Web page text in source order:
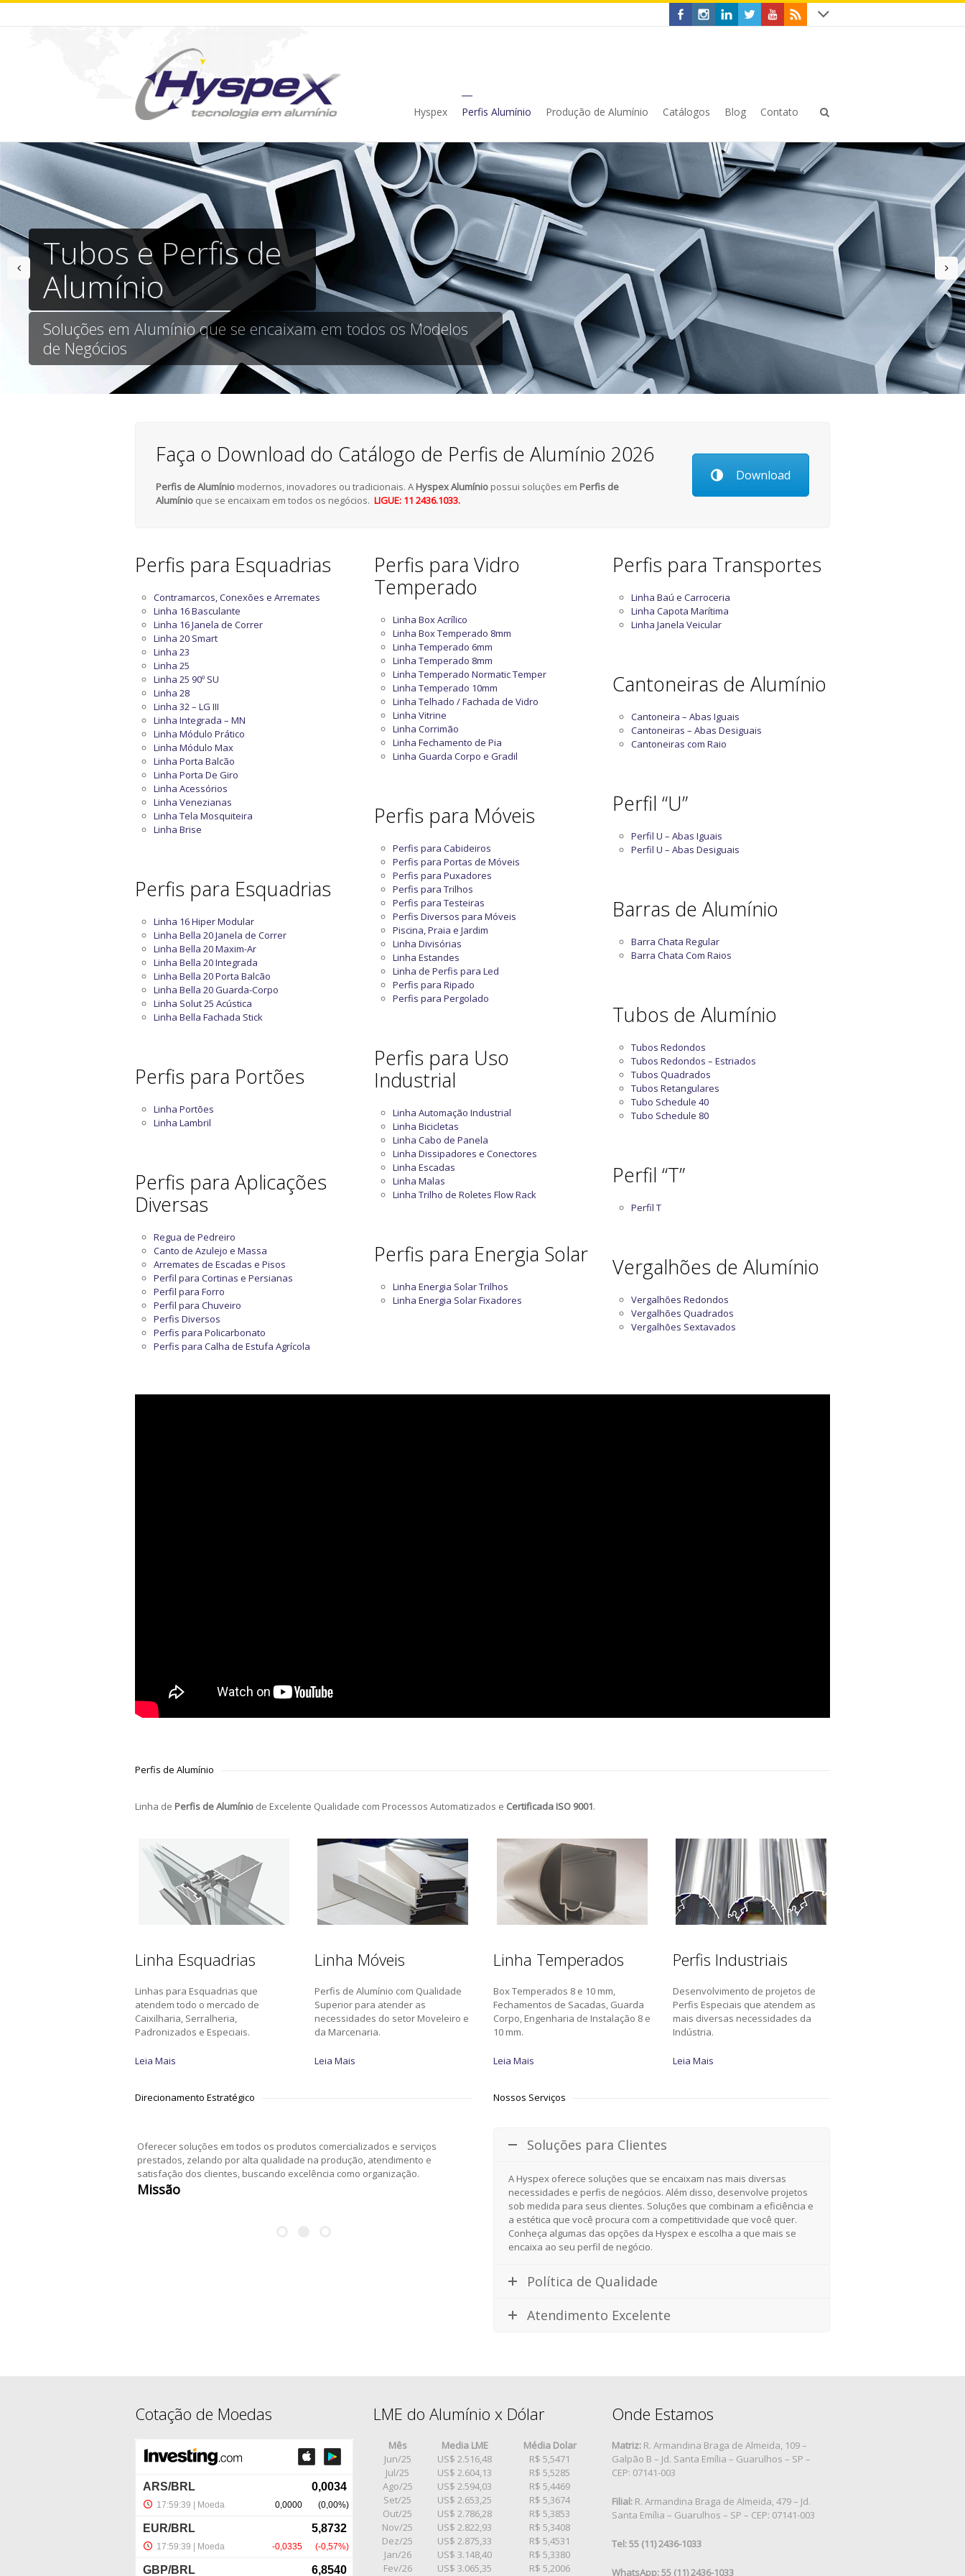
Hyspex Perfis Alumínio Produção de Alumínio Catálogos Blog Contato
Tubos e Perfis de
Alumínio
Soluções em Alumínio que se encaixam em todos os Modelos
de Negócios
Faça o Download do Catálogo de Perfis de Alumínio 2026
Perfis de Alumínio modernos, inovadores ou tradicionais. A Hyspex Alumínio possui soluções em Perfis de
Alumínio que se encaixam em todos os negócios. LIGUE: 11 2436.1033.
Download
Perfis para Esquadrias
Contramarcos, Conexões e Arremates
Linha 16 Basculante
Linha 16 Janela de Correr
Linha 20 Smart
Linha 23
Linha 25
Linha 25 90º SU
Linha 28
Linha 32 – LG III
Linha Integrada – MN
Linha Módulo Prático
Linha Módulo Max
Linha Porta Balcão
Linha Porta De Giro
Linha Acessórios
Linha Venezianas
Linha Tela Mosquiteira
Linha Brise
Perfis para Esquadrias
Linha 16 Hiper Modular
Linha Bella 20 Janela de Correr
Linha Bella 20 Maxim-Ar
Linha Bella 20 Integrada
Linha Bella 20 Porta Balcão
Linha Bella 20 Guarda-Corpo
Linha Solut 25 Acústica
Linha Bella Fachada Stick
Perfis para Portões
Linha Portões
Linha Lambril
Perfis para Aplicações
Diversas
Regua de Pedreiro
Canto de Azulejo e Massa
Arremates de Escadas e Pisos
Perfil para Cortinas e Persianas
Perfil para Forro
Perfil para Chuveiro
Perfis Diversos
Perfis para Policarbonato
Perfis para Calha de Estufa Agrícola
Perfis para Vidro
Temperado
Linha Box Acrílico
Linha Box Temperado 8mm
Linha Temperado 6mm
Linha Temperado 8mm
Linha Temperado Normatic Temper
Linha Temperado 10mm
Linha Telhado / Fachada de Vidro
Linha Vitrine
Linha Corrimão
Linha Fechamento de Pia
Linha Guarda Corpo e Gradil
Perfis para Móveis
Perfis para Cabideiros
Perfis para Portas de Móveis
Perfis para Puxadores
Perfis para Trilhos
Perfis para Testeiras
Perfis Diversos para Móveis
Piscina, Praia e Jardim
Linha Divisórias
Linha Estandes
Linha de Perfis para Led
Perfis para Ripado
Perfis para Pergolado
Perfis para Uso
Industrial
Linha Automação Industrial
Linha Bicicletas
Linha Cabo de Panela
Linha Dissipadores e Conectores
Linha Escadas
Linha Malas
Linha Trilho de Roletes Flow Rack
Perfis para Energia Solar
Linha Energia Solar Trilhos
Linha Energia Solar Fixadores
Perfis para Transportes
Linha Baú e Carroceria
Linha Capota Marítima
Linha Janela Veicular
Cantoneiras de Alumínio
Cantoneira – Abas Iguais
Cantoneiras – Abas Desiguais
Cantoneiras com Raio
Perfil “U”
Perfil U – Abas Iguais
Perfil U – Abas Desiguais
Barras de Alumínio
Barra Chata Regular
Barra Chata Com Raios
Tubos de Alumínio
Tubos Redondos
Tubos Redondos – Estriados
Tubos Quadrados
Tubos Retangulares
Tubo Schedule 40
Tubo Schedule 80
Perfil “T”
Perfil T
Vergalhões de Alumínio
Vergalhões Redondos
Vergalhões Quadrados
Vergalhões Sextavados
Perfis de Alumínio
Linha de Perfis de Alumínio de Excelente Qualidade com Processos Automatizados e Certificada ISO 9001.
Linha Esquadrias
Linhas para Esquadrias que
atendem todo o mercado de
Caixilharia, Serralheria,
Padronizados e Especiais.
Leia Mais
Linha Móveis
Perfis de Alumínio com Qualidade
Superior para atender as
necessidades do setor Moveleiro e
da Marcenaria.
Leia Mais
Linha Temperados
Box Temperados 8 e 10 mm,
Fechamentos de Sacadas, Guarda
Corpo, Engenharia de Instalação 8 e
10 mm.
Leia Mais
Perfis Industriais
Desenvolvimento de projetos de
Perfis Especiais que atendem as
mais diversas necessidades da
Indústria.
Leia Mais
Direcionamento Estratégico
Oferecer soluções em todos os produtos comercializados e serviços
prestados, zelando por alta qualidade na produção, atendimento e
satisfação dos clientes, buscando excelência como organização.
Missão
Nossos Serviços
Soluções para Clientes
A Hyspex oferece soluções que se encaixam nas mais diversas
necessidades e perfis de negócios. Além disso, desenvolve projetos
sob medida para seus clientes. Soluções que combinam a eficiência e
a estética que você procura com a competitividade que você quer.
Conheça algumas das opções da Hyspex e escolha a que mais se
encaixa ao seu perfil de negócio.
Política de Qualidade
Atendimento Excelente
Cotação de Moedas LME do Alumínio x Dólar
Mês Media LME
Média Dolar
Jun/25
US$ 2.516,48
R$ 5,5471
Jul/25
US$ 2.604,13
R$ 5,5285
Ago/25
US$ 2.594,03
R$ 5,4469
Set/25
US$ 2.653,25
R$ 5,3674
Out/25
US$ 2.786,28
R$ 5,3853
Nov/25
US$ 2.822,93
R$ 5,3408
Dez/25
US$ 2.875,33
R$ 5,4531
Jan/26
US$ 3.148,40
R$ 5,3380
Fev/26
US$ 3.065,35
R$ 5,2006
Onde Estamos
Matriz: R. Armandina Braga de Almeida, 109 –
Galpão B – Jd. Santa Emília – Guarulhos – SP –
CEP: 07141-003
Filial: R. Armandina Braga de Almeida, 479 – Jd.
Santa Emília – Guarulhos – SP – CEP: 07141-003
Tel: 55 (11) 2436-1033
WhatsApp: 55 (11) 2436-1033